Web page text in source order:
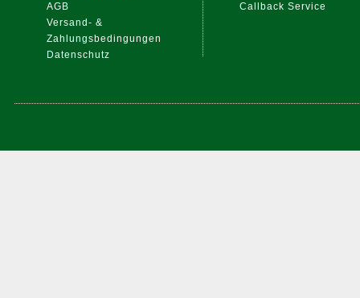
AGB
Versand- &
Zahlungsbedingungen
Datenschutz
Callback Service